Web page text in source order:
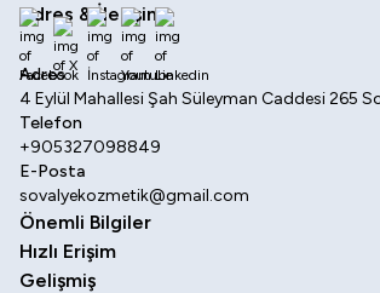
Adres & İletişim
Adres
4 Eylül Mahallesi Şah Süleyman Caddesi 265
Telefon
+905327098849
E-Posta
sovalyekozmetik@gmail.com
Facebook
X İnstagram
Youtube
Önemli Bilgiler
Hızlı Erişim
Gelişmiş